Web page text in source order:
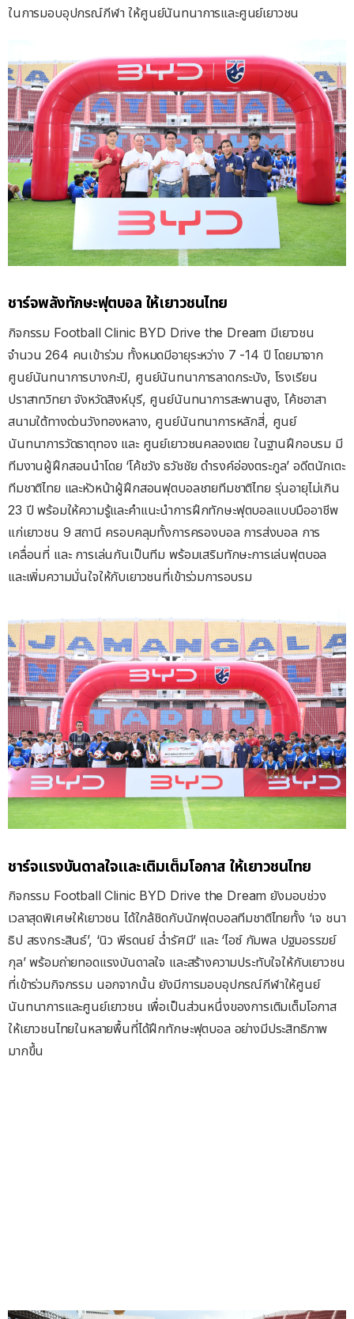
ในการมอบอุปกรณ์กีฬา ให้ศูนย์นันทนาการและศูนย์เยาวชน
ชาร์จพลังทักษะฟุตบอล ให้เยาวชนไทย
กิจกรรม Football Clinic BYD Drive the Dream มีเยาวชน
จำนวน 264 คนเข้าร่วม ทั้งหมดมีอายุระหว่าง 7 -14 ปี โดยมาจาก
ศูนย์นันทนาการบางกะปิ, ศูนย์นันทนาการลาดกระบัง, โรงเรียน
ปราสาทวิทยา จังหวัดสิงห์บุรี, ศูนย์นันทนาการสะพานสูง, โค้ชอาสา
สนามใต้ทางด่วนวังทองหลาง, ศูนย์นันทนาการหลักสี่, ศูนย์
นันทนาการวัดธาตุทอง และ ศูนย์เยาวชนคลองเตย ในฐานฝึกอบรม มี
ทีมงานผู้ฝึกสอนนำโดย ‘โค้ชวัง ธวัชชัย ดำรงค์อ่องตระกูล’ อดีตนักเตะ
ทีมชาติไทย และหัวหน้าผู้ฝึกสอนฟุตบอลชายทีมชาติไทย รุ่นอายุไม่เกิน
23 ปี พร้อมให้ความรู้และคำแนะนำการฝึกทักษะฟุตบอลแบบมืออาชีพ
แก่เยาวชน 9 สถานี ครอบคลุมทั้งการครองบอล การส่งบอล การ
เคลื่อนที่ และ การเล่นกันเป็นทีม พร้อมเสริมทักษะการเล่นฟุตบอล
และเพิ่มความมั่นใจให้กับเยาวชนที่เข้าร่วมการอบรม
ชาร์จแรงบันดาลใจและเติมเต็มโอกาส ให้เยาวชนไทย
กิจกรรม Football Clinic BYD Drive the Dream ยังมอบช่วง
เวลาสุดพิเศษให้เยาวชน ได้ใกล้ชิดกับนักฟุตบอลทีมชาติไทยทั้ง ‘เจ ชนา
ธิป สรงกระสินธ์’, ‘นิว พีรดนย์ ฉ่ำรัศมี’ และ ‘ไอซ์ กัมพล ปฐมอรรฆย์
กุล’ พร้อมถ่ายทอดแรงบันดาลใจ และสร้างความประทับใจให้กับเยาวชน
ที่เข้าร่วมกิจกรรม นอกจากนั้น ยังมีการมอบอุปกรณ์กีฬาให้ศูนย์
นันทนาการและศูนย์เยาวชน เพื่อเป็นส่วนหนึ่งของการเติมเต็มโอกาส
ให้เยาวชนไทยในหลายพื้นที่ได้ฝึกทักษะฟุตบอล อย่างมีประสิทธิภาพ
มากขึ้น